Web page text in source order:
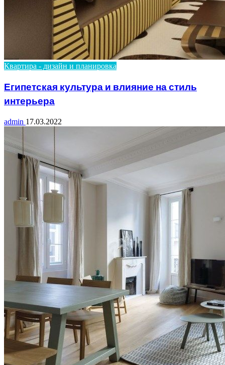
Квартира - дизайн и планировка
Египетская культура и влияние на стиль
интерьера
admin 17.03.2022